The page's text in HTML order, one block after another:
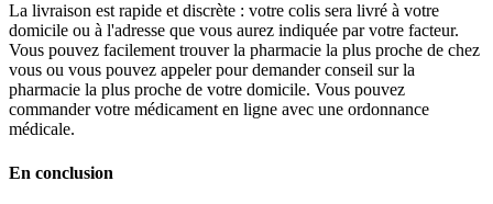
La livraison est rapide et discrète : votre colis sera livré à votre
domicile ou à l'adresse que vous aurez indiquée par votre facteur.
Vous pouvez facilement trouver la pharmacie la plus proche de chez
vous ou vous pouvez appeler pour demander conseil sur la
pharmacie la plus proche de votre domicile. Vous pouvez
commander votre médicament en ligne avec une ordonnance
médicale.
En conclusion